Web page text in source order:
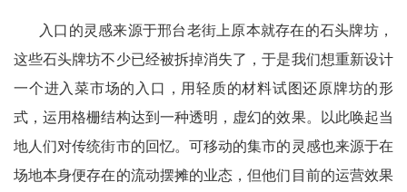
入口的灵感来源于邢台老街上原本就存在的石头牌坊，
这些石头牌坊不少已经被拆掉消失了，于是我们想重新设计
一个进入菜市场的入口，用轻质的材料试图还原牌坊的形
式，运用格栅结构达到一种透明，虚幻的效果。以此唤起当
地人们对传统街市的回忆。可移动的集市的灵感也来源于在
场地本身便存在的流动摆摊的业态，但他们目前的运营效果